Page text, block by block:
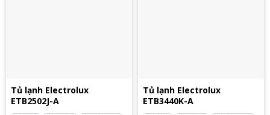
Tủ lạnh Electrolux
ETB2502J-A
Tủ lạnh Electrolux
ETB3440K-A